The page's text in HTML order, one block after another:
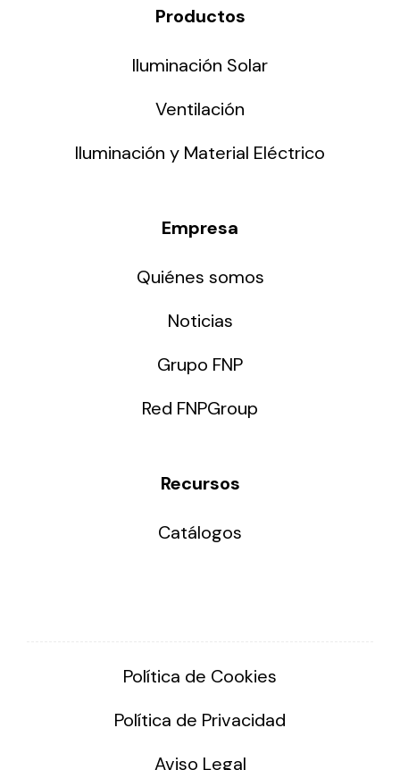
Productos
Iluminación Solar
Ventilación
Iluminación y Material Eléctrico
Empresa
Quiénes somos
Noticias
Grupo FNP
Red FNPGroup
Recursos
Catálogos
Política de Cookies
Política de Privacidad
Aviso Legal